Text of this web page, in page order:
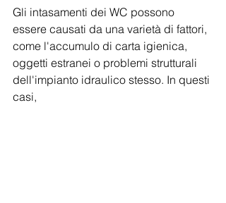
Gli intasamenti dei WC possono
essere causati da una varietà di fattori,
come l'accumulo di carta igienica,
oggetti estranei o problemi strutturali
dell'impianto idraulico stesso. In questi
casi,